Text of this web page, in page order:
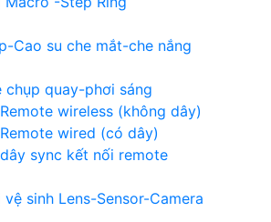
Cao su che mắt-che nắng
chụp quay-phơi sáng
wireless (không dây)
wired (có dây)
sync kết nối remote
sinh Lens-Sensor-Camera